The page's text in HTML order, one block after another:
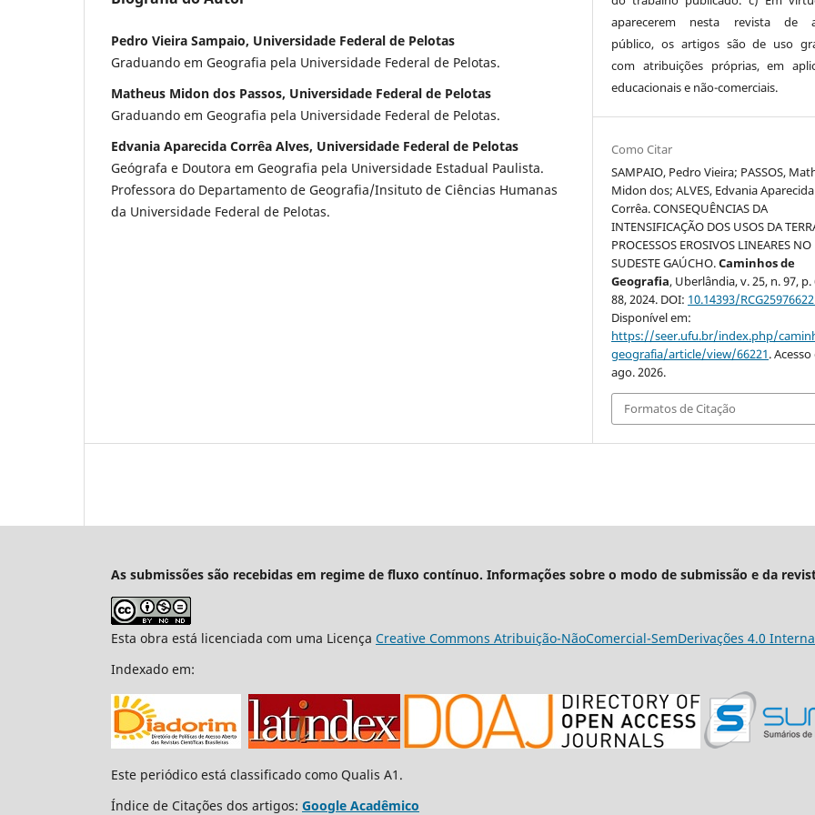
Pedro Vieira Sampaio, Universidade Federal de Pelotas
Graduando em Geografia pela Universidade Federal de Pelotas.
Matheus Midon dos Passos, Universidade Federal de Pelotas
Graduando em Geografia pela Universidade Federal de Pelotas.
Edvania Aparecida Corrêa Alves, Universidade Federal de Pelotas
Geógrafa e Doutora em Geografia pela Universidade Estadual Paulista.
Professora do Departamento de Geografia/Insituto de Ciências Humanas
da Universidade Federal de Pelotas.
aparecerem nesta revista de
público, os artigos são de uso
com atribuições próprias, em
educacionais e não-comerciais.
Como Citar
SAMPAIO, Pedro Vieira; PASSOS,
Midon dos; ALVES, Edvania Aparecida
Corrêa. CONSEQUÊNCIAS DA
INTENSIFICAÇÃO DOS USOS DA
PROCESSOS EROSIVOS LINEARES NO
SUDESTE GAÚCHO.Caminhos de
Geografia, Uberlândia, v. 25, n. 97, p.
88, 2024. DOI: 10.14393/
Disponível em:
https://seer.ufu.br/index.php/
geografia/article/view/66221.
ago. 2026.
Formatos de Citação
As submissões são recebidas em regime de fluxo contínuo. Informações sobre o modo de submissão e da
Esta obra está licenciada com uma Licença Creative Commons Atribuição-NãoComercial-SemDerivações 4.0
Indexado em:
Este periódico está classificado como Qualis A1.
Índice de Citações dos artigos: Google Acadêmico